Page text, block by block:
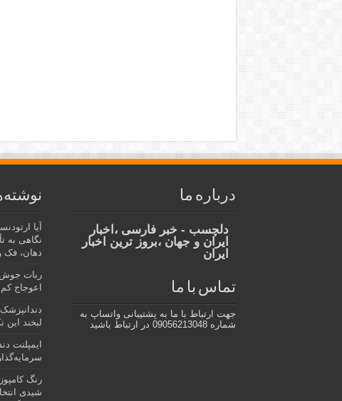
درباره ما
دلچسب - خبر فارسی ،اخبار
ایران و جهان ،بروز ترین اخبار
ایران
تماس با ما
جهت ارتباط با ما به پشتیبانی واتساپ به
شماره 09056213048 در ارتباط باشید
آیا
نگاهی به
دهان، فک
ربات جوش
اعوجاج
لبخند این
ایمپلنت
رنگ
شیدی